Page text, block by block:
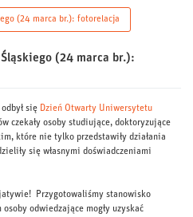
(24 marca br.): fotorelacja
(24 marca br.):
się Dzień Otwarty Uniwersytetu
czekały osoby studiujące, doktoryzujące
które nie tylko przedstawiły działania
się własnymi doświadczeniami
Przygotowaliśmy stanowisko
odwiedzające mogły uzyskać